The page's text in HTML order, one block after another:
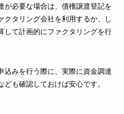
が必要な場合は、債権譲渡登記を
クタリング会社を利用するか、し
して計画的にファクタリングを行
込みを行う際に、実際に資金調達
も確認しておけば安心です。